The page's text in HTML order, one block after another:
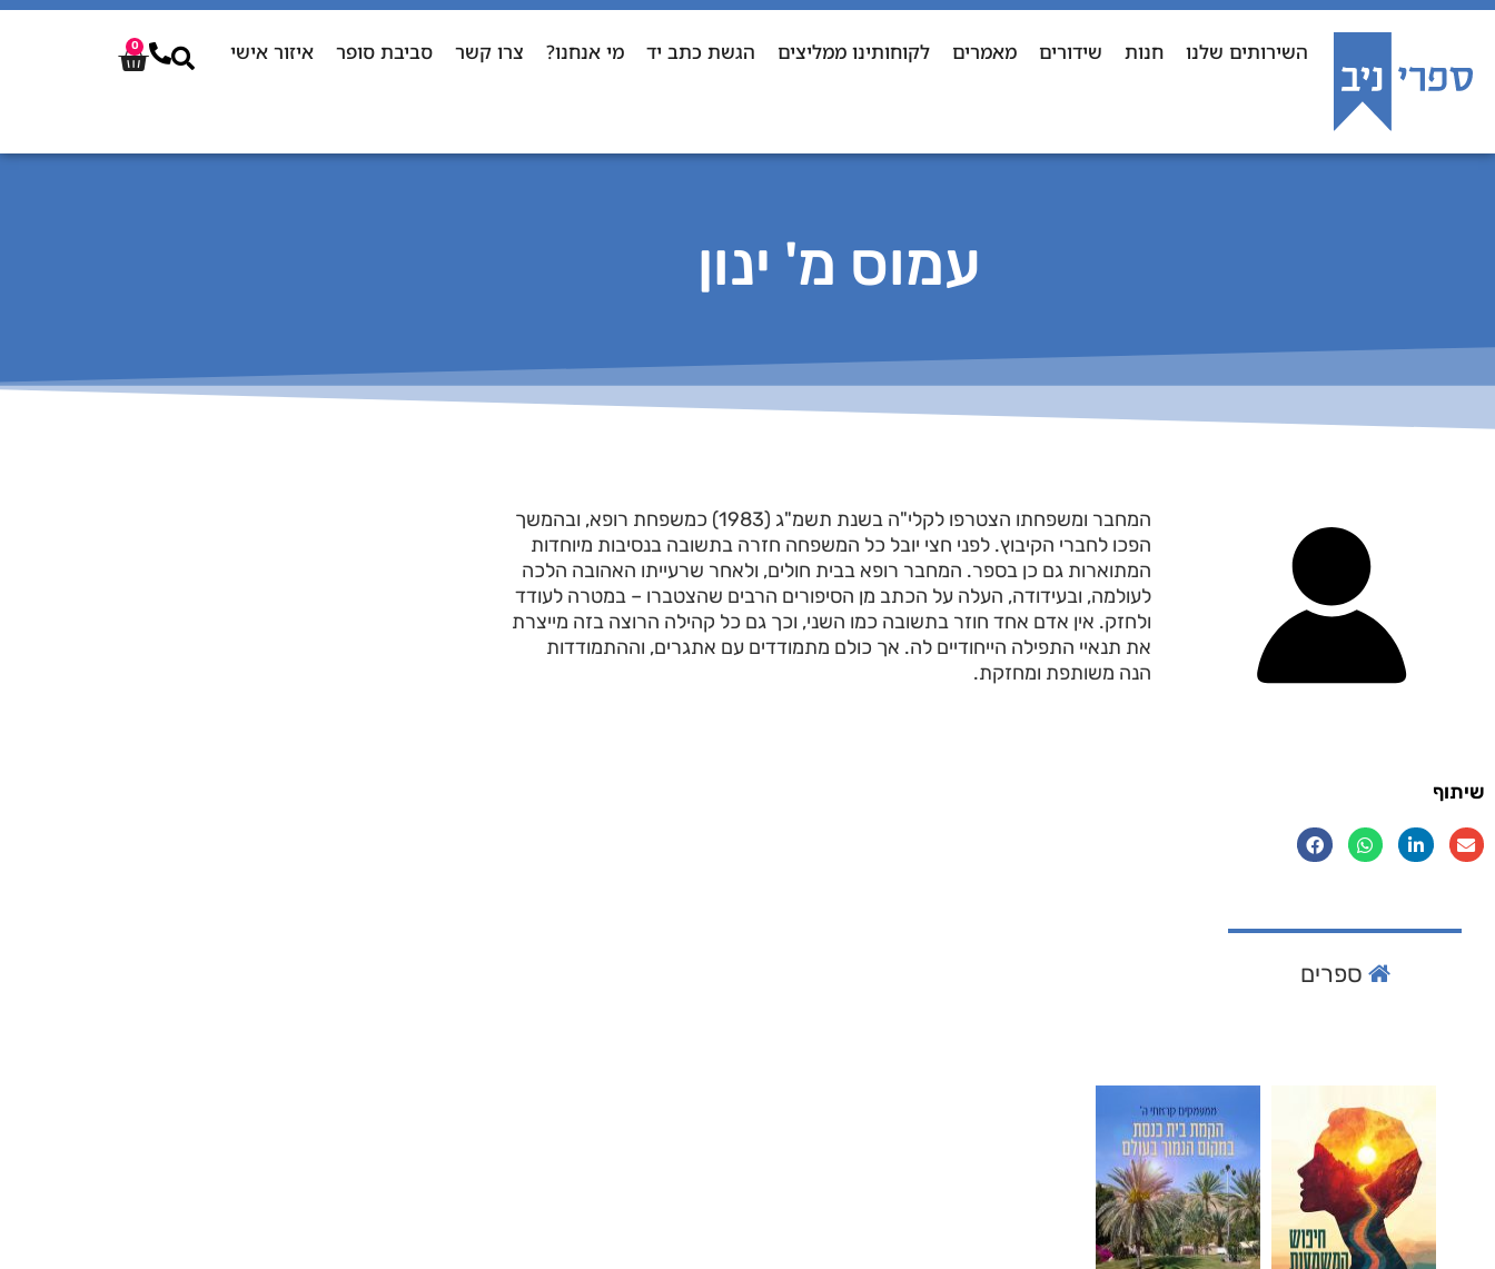
השירותים שלנו חנות שידורים מאמרים לקוחותינו ממליצים הגשת כתב יד מי אנחנו? צרו קשר סביבת סופר איזור אישי 0
עמוס מ' ינון
המחבר ומשפחתו הצטרפו לקלי"ה בשנת תשמ"ג (1983) כמשפחת רופא, ובהמשך
הפכו לחברי הקיבוץ. לפני חצי יובל כל המשפחה חזרה בתשובה בנסיבות מיוחדות
המתוארות גם כן בספר. המחבר רופא בבית חולים, ולאחר שרעייתו האהובה הלכה
לעולמה, ובעידודה, העלה על הכתב מן הסיפורים הרבים שהצטברו – במטרה לעודד
ולחזק. אין אדם אחד חוזר בתשובה כמו השני, וכך גם כל קהילה הרוצה בזה מייצרת
את תנאיי התפילה הייחודיים לה. אך כולם מתמודדים עם אתגרים, וההתמודדות
הנה משותפת ומחזקת.
שיתוף
ספרים